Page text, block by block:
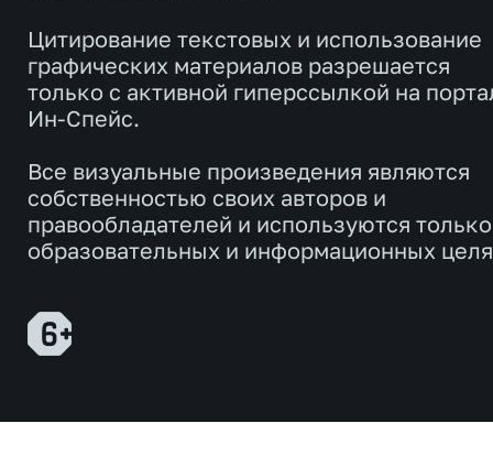
Цитирование текстовых и использование
графических материалов разрешается
только с активной гиперссылкой на
Ин-Спейс.
Все визуальные произведения являются
собственностью своих авторов и
правообладателей и используются
образовательных и информационных